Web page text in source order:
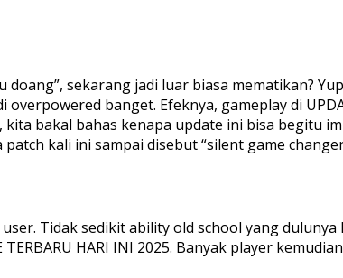
sekarang jadi luar biasa mematikan?
banget. Efeknya, gameplay di
bakal bahas kenapa update ini bisa begitu
kali ini sampai disebut “silent game
Tidak sedikit ability old school yang
HARI INI 2025. Banyak player